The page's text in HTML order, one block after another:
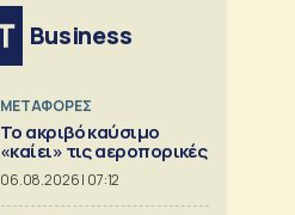
Business
ΜΕΤΑΦΟΡΕΣ
Το ακριβό καύσιμο
«καίει» τις αεροπορικές
06.08.2026 | 07:12